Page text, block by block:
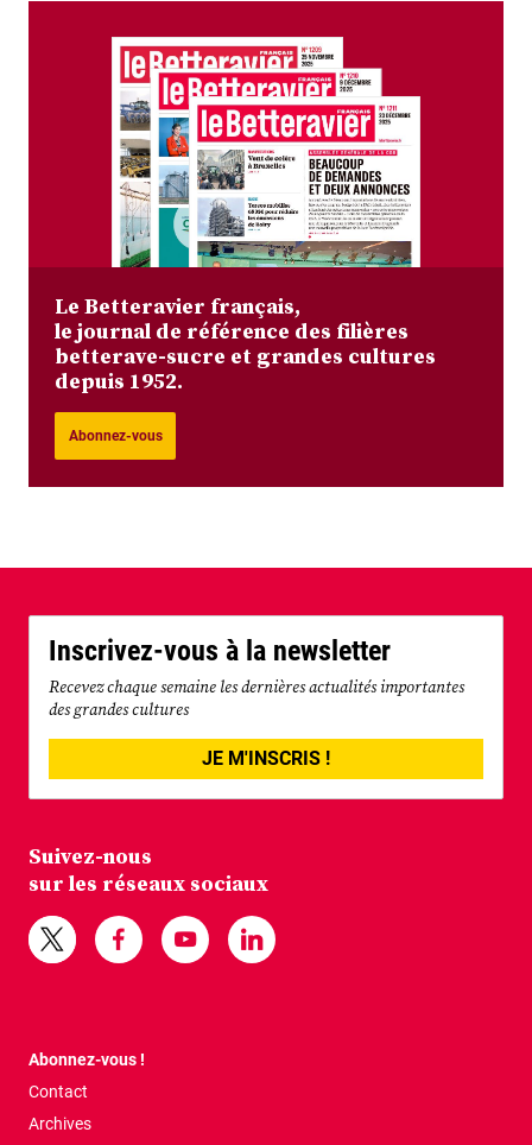
Le Betteravier français,
le journal de référence des filières
betterave-sucre et grandes cultures
depuis 1952.
Abonnez-vous
Inscrivez-vous à la newsletter
Recevez chaque semaine les dernières actualités importantes
des grandes cultures
JE M'INSCRIS !
Suivez-nous
sur les réseaux sociaux
Abonnez-vous !
Contact
Archives